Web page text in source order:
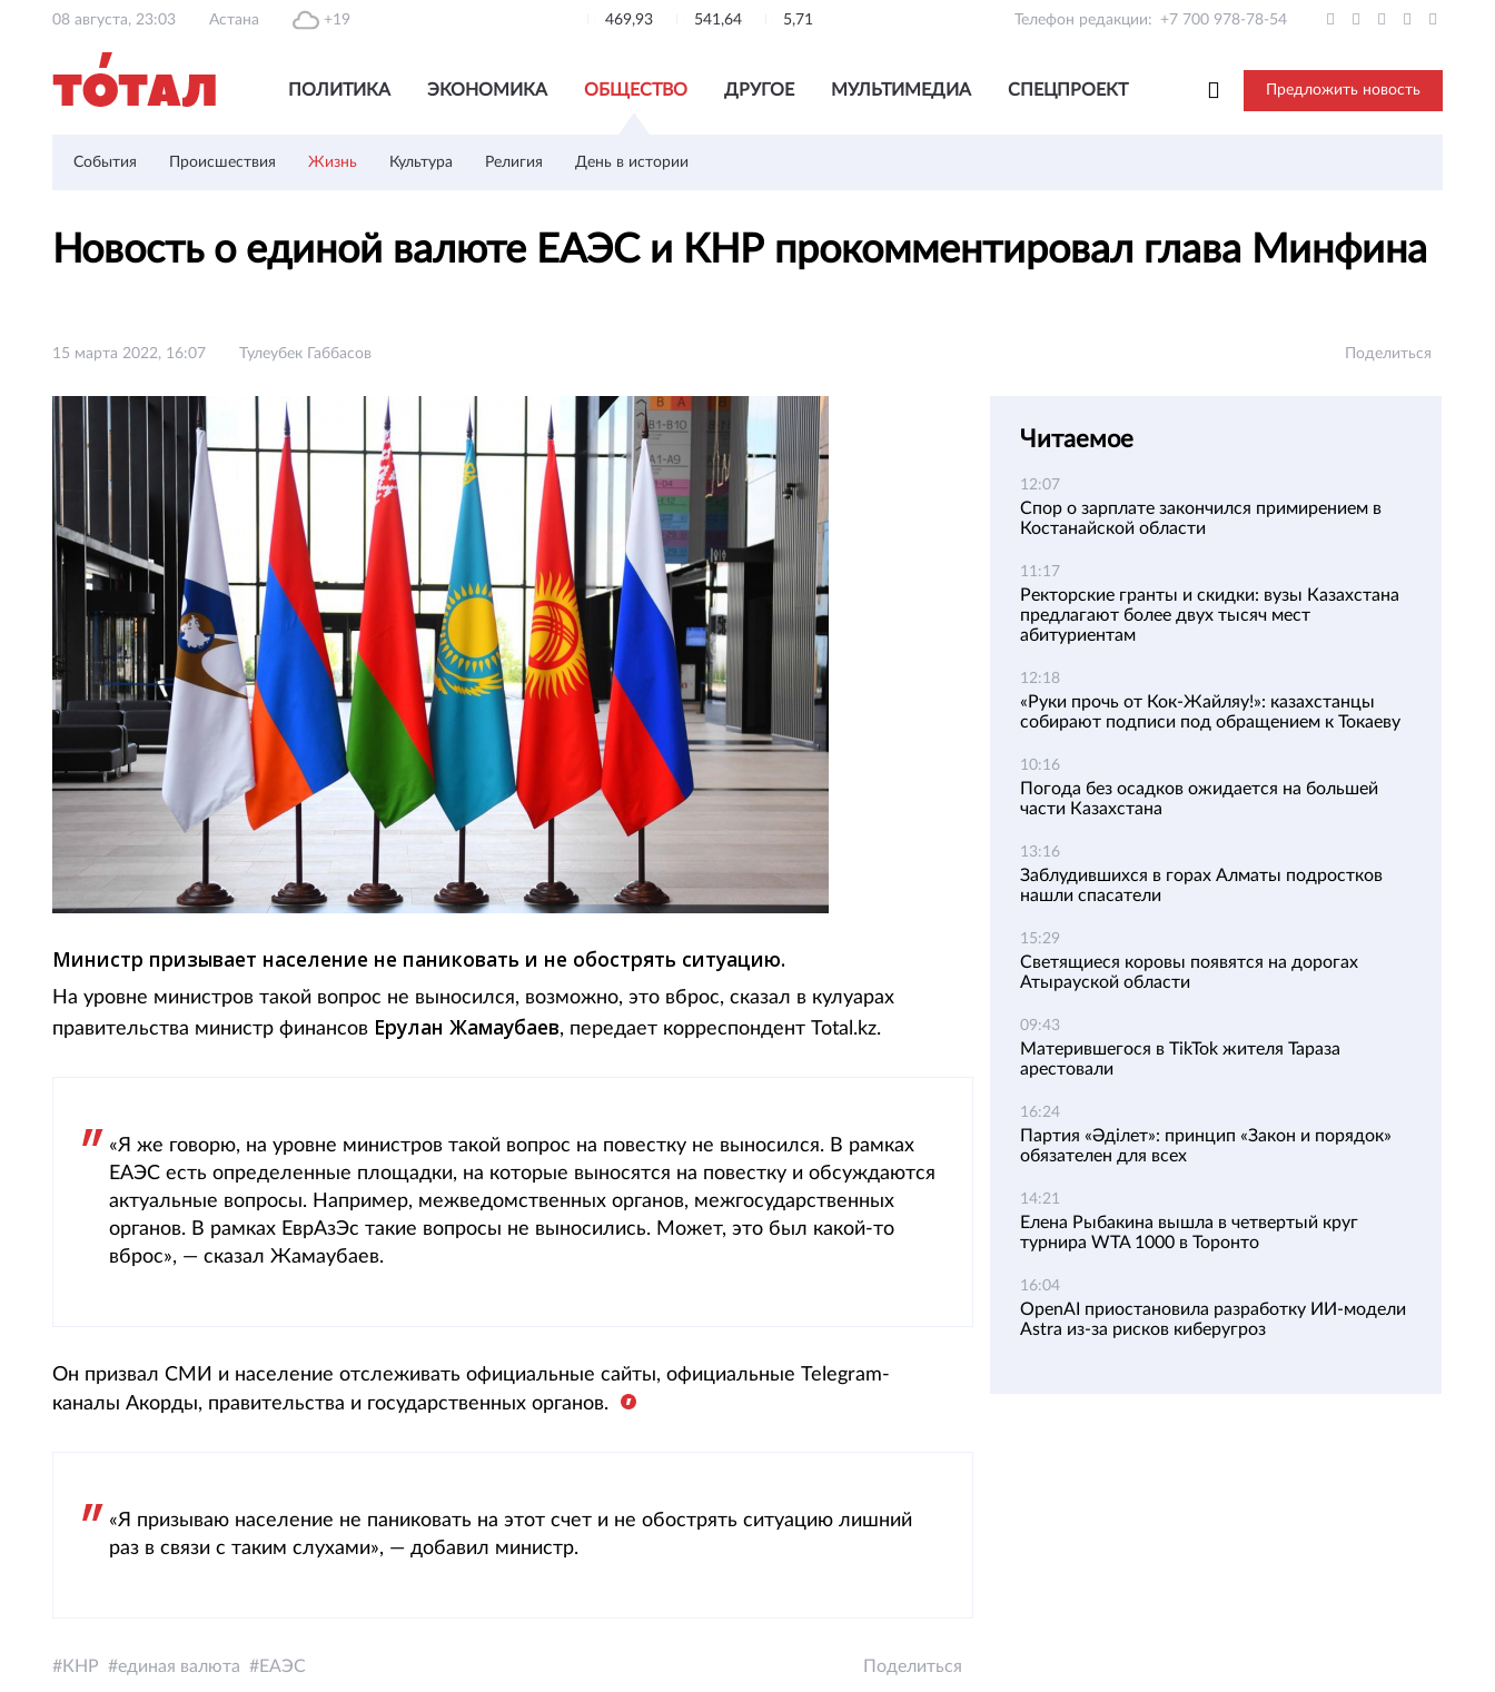
08 августа, 23:03 Астана +19 469,93 541,64 5,71 Телефон редакции: +7 700 978-78-54
ПОЛИТИКА ЭКОНОМИКА ОБЩЕСТВО ДРУГОЕ МУЛЬТИМЕДИА СПЕЦПРОЕКТ Предложить новость
События Происшествия Жизнь Культура Религия День в истории
Новость о единой валюте ЕАЭС и КНР прокомментировал глава Минфина
15 марта 2022, 16:07 Тулеубек Габбасов Поделиться
Министр призывает население не паниковать и не обострять ситуацию.
На уровне министров такой вопрос не выносился, возможно, это вброс, сказал в кулуарах
правительства министр финансов Ерулан Жамаубаев, передает корреспондент Total.kz.
«Я же говорю, на уровне министров такой вопрос на повестку не выносился. В рамках
ЕАЭС есть определенные площадки, на которые выносятся на повестку и обсуждаются
актуальные вопросы. Например, межведомственных органов, межгосударственных
органов. В рамках ЕврАзЭс такие вопросы не выносились. Может, это был какой-то
вброс», — сказал Жамаубаев.
Он призвал СМИ и население отслеживать официальные сайты, официальные Telegram-
каналы Акорды, правительства и государственных органов.
«Я призываю население не паниковать на этот счет и не обострять ситуацию лишний
раз в связи с таким слухами», — добавил министр.
КНР единая валюта ЕАЭС Поделиться
Читаемое
12:07
Спор о зарплате закончился примирением в
Костанайской области
11:17
Ректорские гранты и скидки: вузы Казахстана
предлагают более двух тысяч мест
абитуриентам
12:18
«Руки прочь от Кок-Жайляу!»: казахстанцы
собирают подписи под обращением к Токаеву
10:16
Погода без осадков ожидается на большей
части Казахстана
13:16
Заблудившихся в горах Алматы подростков
нашли спасатели
15:29
Светящиеся коровы появятся на дорогах
Атырауской области
09:43
Матерившегося в TikTok жителя Тараза
арестовали
16:24
Партия «Әділет»: принцип «Закон и порядок»
обязателен для всех
14:21
Елена Рыбакина вышла в четвертый круг
турнира WTA 1000 в Торонто
16:04
OpenAI приостановила разработку ИИ-модели
Astra из-за рисков киберугроз